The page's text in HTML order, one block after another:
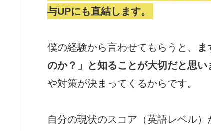
与UPにも直結します。
僕の経験から言わせてもらうと、
のか？」と知ることが大切だと思い
や対策が決まってくるからです。
自分の現状のスコア（英語レベル